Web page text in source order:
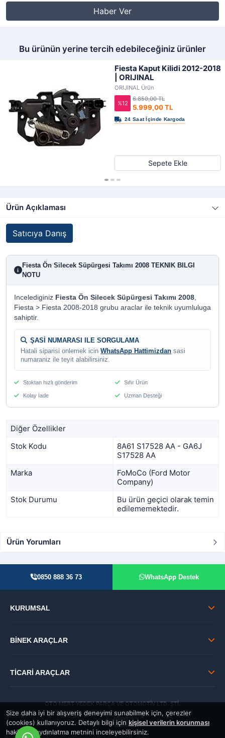
Size daha iyi bir alışveriş deneyimi sunabilmek için, çerezler
(cookies) kullanıyoruz. Detaylı bilgi için kişisel verilerin korunması
hakkında aydınlatma metnini inceleyebilirsiniz.
Haber Ver
Bu ürünün yerine tercih edebileceğiniz ürünler
Fiesta Kaput Kilidi 2012-2018
| ORIJINAL
ORIJINAL Ürün
%12 5.999,00 TL
6.850,00 TL
Sepete Ekle
Ürün Açıklaması
Satıcıya Danış
i
Fiesta Ön Silecek Süpürgesi Takımı 2008 TEKNIK BILGI
NOTU
Incelediginiz Fiesta Ön Silecek Süpürgesi Takımı 2008,
Fiesta > Fiesta 2008-2018 grubu araclar ile teknik uyumluluga
sahiptir.
ŞASİ NUMARASI ILE SORGULAMA
Hatali siparisi onlemek icin WhatsApp Hattimizdan sasi
numaraniz ile teyit alabilirsiniz.
Stoktan hızlı gönderim Sıfır Ürün
Kolay İade Uzman Desteği
Diğer Özellikler
Stok Kodu
8A61 S17528 AA - GA6J
S17528 AA
Marka
FoMoCo (Ford Motor
Company)
Stok Durumu
Bu ürün geçici olarak temin
edilememektedir.
Ürün Yorumları
0850 888 36 73 WhatsApp Destek
KURUMSAL
BİNEK ARAÇLAR
TİCARİ ARAÇLAR
OTO MERT YEDEK PARÇA VE OTOMOTİV LTD. ŞTİ.
© 2026 Tüm Hakları Saklıdır.
GÜVENLİ: